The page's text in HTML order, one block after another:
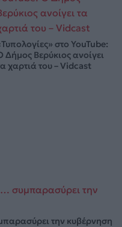
στο YouTube:
Δήμος Βερύκιος ανοίγει
χαρτιά του – Vidcast
την κυβέρνηση